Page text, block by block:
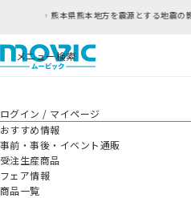
地震の影響につきまして
メニュー検索
ログイン / マイページ
おすすめ情報
事前・事後・イベント通販
受注生産商品
フェア情報
商品一覧